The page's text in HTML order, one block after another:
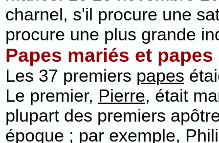
charnel, s'il procure une
procure une plus grande
Papes mariés et
Les 37 premiers papes
Le premier, Pierre, était
plupart des premiers
époque ; par exemple,